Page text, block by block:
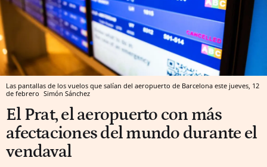
Las pantallas de los vuelos que salían del aeropuerto de Barcelona este jueves, 12
de febrero Simón Sánchez
El Prat, el aeropuerto con más
afectaciones del mundo durante el
vendaval